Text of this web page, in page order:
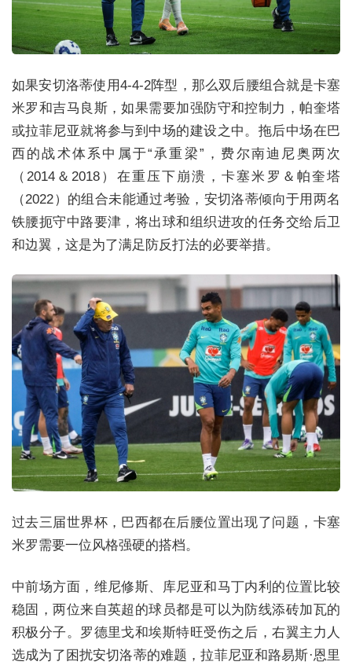
如果安切洛蒂使用4-4-2阵型，那么双后腰组合就是卡塞
米罗和吉马良斯，如果需要加强防守和控制力，帕奎塔
或拉菲尼亚就将参与到中场的建设之中。拖后中场在巴
西的战术体系中属于“承重梁”，费尔南迪尼奥两次
（2014＆2018）在重压下崩溃，卡塞米罗＆帕奎塔
（2022）的组合未能通过考验，安切洛蒂倾向于用两名
铁腰扼守中路要津，将出球和组织进攻的任务交给后卫
和边翼，这是为了满足防反打法的必要举措。
过去三届世界杯，巴西都在后腰位置出现了问题，卡塞
米罗需要一位风格强硬的搭档。
中前场方面，维尼修斯、库尼亚和马丁内利的位置比较
稳固，两位来自英超的球员都是可以为防线添砖加瓦的
积极分子。罗德里戈和埃斯特旺受伤之后，右翼主力人
选成为了困扰安切洛蒂的难题，拉菲尼亚和路易斯·恩里